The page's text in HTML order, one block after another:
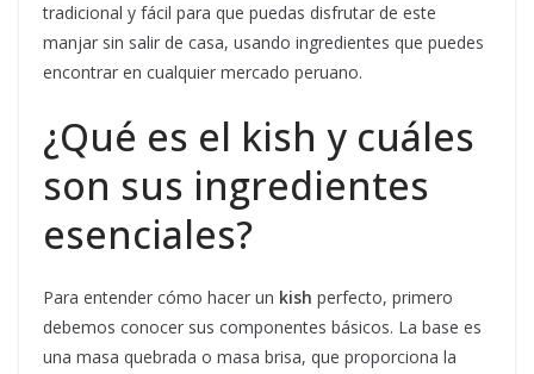
tradicional y fácil para que puedas disfrutar de este
manjar sin salir de casa, usando ingredientes que puedes
encontrar en cualquier mercado peruano.
¿Qué es el kish y cuáles
son sus ingredientes
esenciales?
Para entender cómo hacer un kish perfecto, primero
debemos conocer sus componentes básicos. La base es
una masa quebrada o masa brisa, que proporciona la